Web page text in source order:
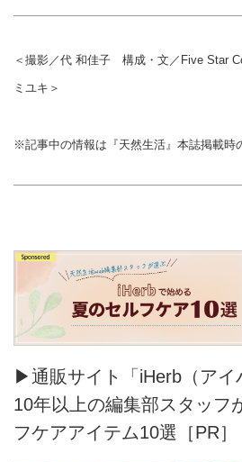
＜撮影／代 和佳子 構成・文／Five Star
ミユキ＞
※記事中の情報は『天然生活』本誌掲載時
▶通販サイト「iHerb（アイ
10年以上の編集部スタッフ
フケアアイテム10選［PR］